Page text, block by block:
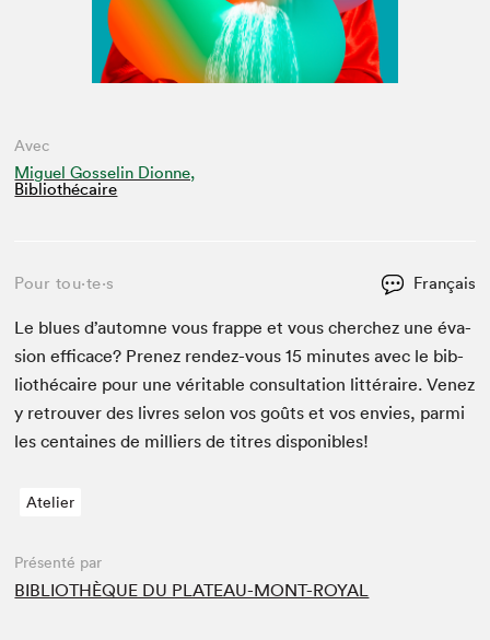
Avec
Miguel Gosselin Dionne,
Bibliothécaire
Pour tou⋅te⋅s Français
Le blues d’automne vous frappe et vous cherchez une éva­
sion effi­cace? Prenez ren­dez-vous15 min­utes avec le bib­
lio­thé­caire pour une véri­ta­ble con­sul­ta­tion lit­téraire. Venez
y retrou­ver des livres selon vos goûts et vos envies, par­mi
les cen­taines de mil­liers de titres disponibles!
Atelier
Présenté par
BIBLIOTHÈQUE DU PLATEAU-MONT-ROYAL